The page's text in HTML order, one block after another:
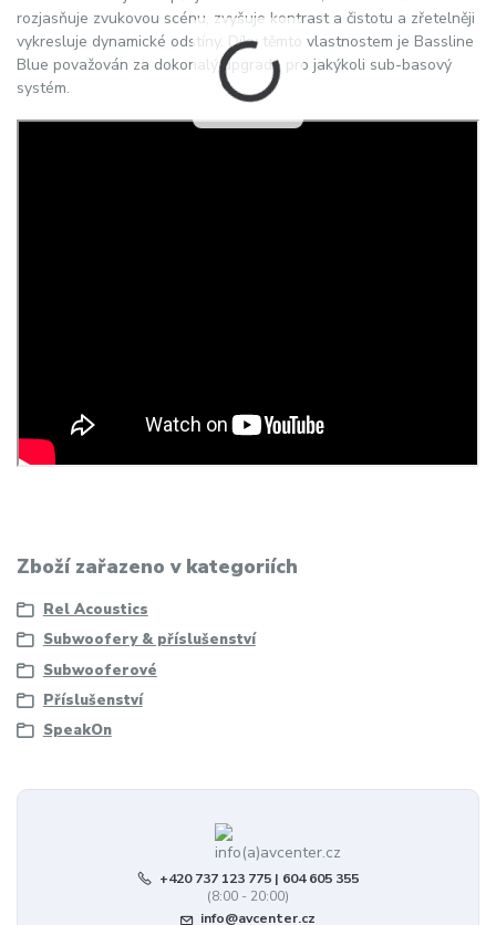
rozjasňuje zvukovou scénu, zvyšuje kontrast a čistotu a zřetelněji
vykresluje dynamické odstíny. Díky těmto vlastnostem je Bassline
Blue považován za dokonalý upgrade pro jakýkoli sub-basový
systém.
Zboží zařazeno v kategoriích
Rel Acoustics
Subwoofery & příslušenství
Subwooferové
Příslušenství
SpeakOn
+420 737 123 775 | 604 605 355
(8:00 - 20:00)
info@avcenter.cz